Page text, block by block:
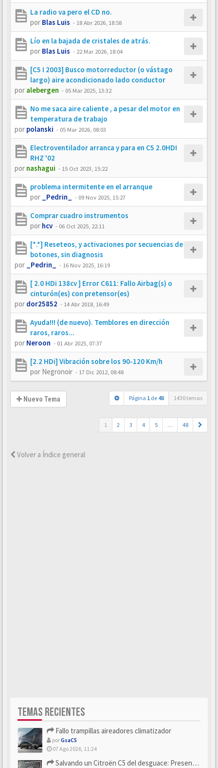
La radio va pero el CD no.
por Blas Luis - 18 Abr 2026, 18:58
Lío en la bajada de cristales de atrás.
por Blas Luis - 22 Mar 2026, 18:04
[C5 I 2003] Busco motorreductor (o vástago
largo) aire acondicionado lado conductor
por alebergen - 05 Mar 2025, 13:32
No me saca aire caliente , a pesar del motor en
temperatura de trabajo
por polanski - 05 Mar 2026, 08:03
Electroventilador arranca y para en C5 2.0HDI
RHZ '02
por nashagui - 15 Oct 2023, 15:22
problema intermitente en el arranque
por
_Pedrin_ - 09 Nov 2025, 15:27
Comprar cuadro instrumentos
por hcv - 06 Oct 2025, 22:11
[*.*] Reseteos, y activaciones por secuencias de
botones, sin diagnosis
por
_Pedrin_ - 16 Nov 2025, 16:19
[ 2.0 HDi 138cv ] Error C611: Fallo Airbag(s) o
cinturón(es) con pretensor(es)
por dor25852 - 14 Abr 2018, 16:49
Ayuda!!! (de nuevo). Temblores en dirección
raros, raros...
por Neroon - 01 Abr 2025, 07:37
[2.2 HDi] Vibración sobre los 90-120 Km/h
por Negronoir - 17 Dic 2012, 08:48
Nuevo Tema Página 1 de 48 1430 temas
1 2 3 4 5 … 48
Volver a Índice general
TEMAS RECIENTES
Fallo trampillas aireadores climatizador
porGsaC5
07 Ago 2026, 11:24
Salvando un Citroën C5 del desguace: Presentación y seguimiento